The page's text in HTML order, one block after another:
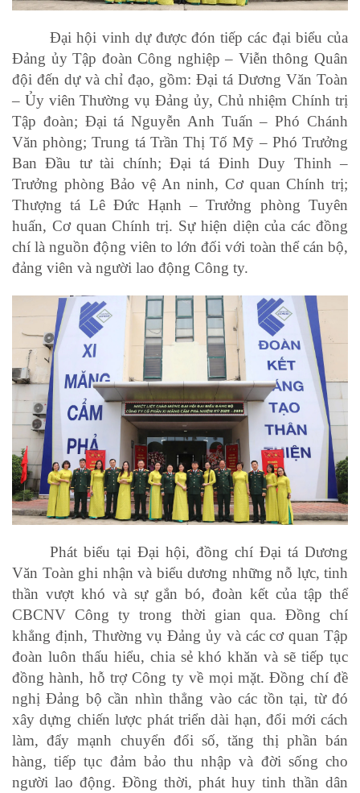
Đại hội vinh dự được đón tiếp các đại biểu của
Đảng ủy Tập đoàn Công nghiệp – Viễn thông Quân
đội đến dự và chỉ đạo, gồm: Đại tá Dương Văn Toàn
– Ủy viên Thường vụ Đảng ủy, Chủ nhiệm Chính trị
Tập đoàn; Đại tá Nguyễn Anh Tuấn – Phó Chánh
Văn phòng; Trung tá Trần Thị Tố Mỹ – Phó Trưởng
Ban Đầu tư tài chính; Đại tá Đinh Duy Thinh –
Trưởng phòng Bảo vệ An ninh, Cơ quan Chính trị;
Thượng tá Lê Đức Hạnh – Trưởng phòng Tuyên
huấn, Cơ quan Chính trị. Sự hiện diện của các đồng
chí là nguồn động viên to lớn đối với toàn thể cán bộ,
đảng viên và người lao động Công ty.
Phát biểu tại Đại hội, đồng chí Đại tá Dương
Văn Toàn ghi nhận và biểu dương những nỗ lực, tinh
thần vượt khó và sự gắn bó, đoàn kết của tập thể
CBCNV Công ty trong thời gian qua. Đồng chí
khẳng định, Thường vụ Đảng ủy và các cơ quan Tập
đoàn luôn thấu hiểu, chia sẻ khó khăn và sẽ tiếp tục
đồng hành, hỗ trợ Công ty về mọi mặt. Đồng chí đề
nghị Đảng bộ cần nhìn thẳng vào các tồn tại, từ đó
xây dựng chiến lược phát triển dài hạn, đổi mới cách
làm, đẩy mạnh chuyển đổi số, tăng thị phần bán
hàng, tiếp tục đảm bảo thu nhập và đời sống cho
người lao động. Đồng thời, phát huy tinh thần dân